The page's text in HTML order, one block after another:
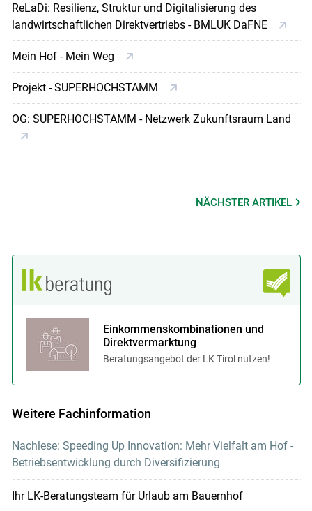
ReLaDi: Resilienz, Struktur und Digitalisierung des
landwirtschaftlichen Direktvertriebs - BMLUK DaFNE
Mein Hof - Mein Weg
Projekt - SUPERHOCHSTAMM
OG: SUPERHOCHSTAMM - Netzwerk Zukunftsraum Land
NÄCHSTERARTIKEL
Einkommenskombinationen und
Direktvermarktung
Beratungsangebot der LK Tirol nutzen!
Weitere Fachinformation
Nachlese: Speeding Up Innovation: Mehr Vielfalt am Hof -
Betriebsentwicklung durch Diversifizierung
Ihr LK-Beratungsteam für Urlaub am Bauernhof